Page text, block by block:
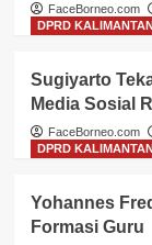
FaceBorneo.com
DPRD
Sugiyarto
Media Sosial
FaceBorneo.com
DPRD
Yohannes
Formasi Guru